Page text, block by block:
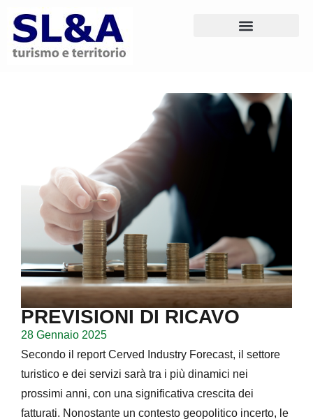
PREVISIONI DI RICAVO
28 Gennaio 2025
Secondo il report Cerved Industry Forecast, il settore
turistico e dei servizi sarà tra i più dinamici nei
prossimi anni, con una significativa crescita dei
fatturati. Nonostante un contesto geopolitico incerto, le